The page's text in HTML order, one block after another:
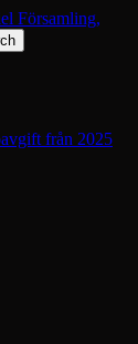
från 2025